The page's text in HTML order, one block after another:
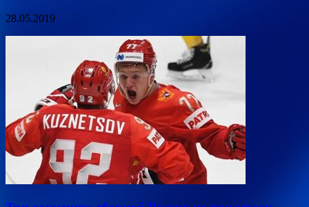
28.05.2019